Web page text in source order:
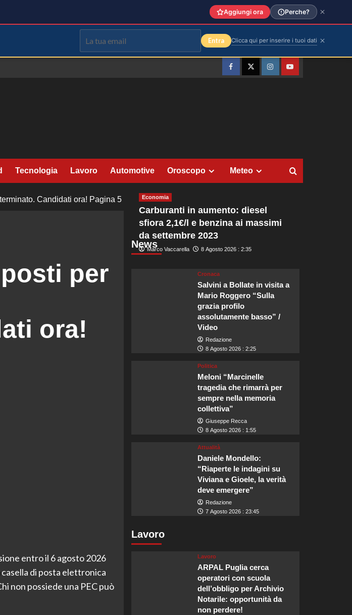
FacebookTwitterInstagramYouTube
Tecnologia Lavoro Automotive Oroscopo Meteo
Candidati ora! Pagina 5
per
ora!
entro il 6 agosto 2026
di posta elettronica
non possiede una PEC può
News
Economia
Carburanti in aumento: diesel
sfiora 2,1€/l e benzina ai massimi
da settembre 2023
Marco Vaccarella 8 Agosto 2026 : 2:35
Cronaca
Salvini a Bollate in visita a
Mario Roggero “Sulla
grazia profilo
assolutamente basso” /
Video
Redazione
8 Agosto 2026 : 2:25
Politica
Meloni “Marcinelle
tragedia che rimarrà per
sempre nella memoria
collettiva”
Giuseppe Recca
8 Agosto 2026 : 1:55
Attualità
Daniele Mondello:
“Riaperte le indagini su
Viviana e Gioele, la verità
deve emergere”
Redazione
7 Agosto 2026 : 23:45
Lavoro
Lavoro
ARPAL Puglia cerca
operatori con scuola
dell’obbligo per Archivio
Notarile: opportunità da
non perdere!
Aggiungi ora Perche?
Entra Clicca qui per inserire i tuoi dati